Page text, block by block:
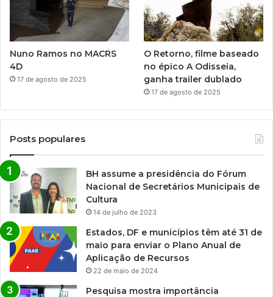
Nuno Ramos no MACRS
4D
17 de agosto de 2025
O Retorno, filme baseado
no épico A Odisseia,
ganha trailer dublado
17 de agosto de 2025
Posts populares
BH assume a presidência do Fórum
Nacional de Secretários Municipais de
Cultura
14 de julho de 2023
Estados, DF e municípios têm até 31 de
maio para enviar o Plano Anual de
Aplicação de Recursos
22 de maio de 2024
Pesquisa mostra importância